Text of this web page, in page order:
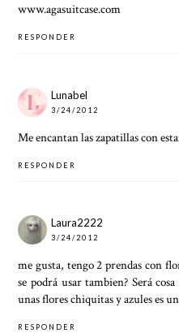
www.agasuitcase.com
RESPONDER
Lunabel
3/24/2012
Me encantan las zapatillas con
RESPONDER
Laura2222
3/24/2012
me gusta, tengo 2 prendas con
se podrá usar tambien? Será
unas flores chiquitas y azules es
RESPONDER